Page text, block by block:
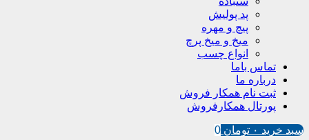
پد پولیش
پیچ و مهره
میخ و میخ پرچ
انواع چسب
تماس باما
درباره ما
ثبت نام همکار فروش
پورتال همکارفروش
سبد خرید ۰ تومان 0